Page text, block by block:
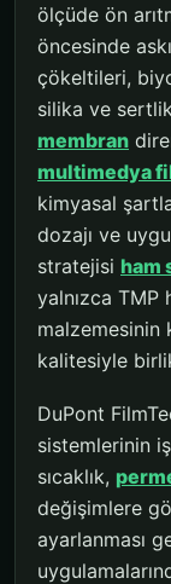
ölçüde ön
öncesinde
çökeltileri,
silika ve
membran
multimedya
kimyasal
dozajı ve
stratejisi ham
yalnızca
malzemesinin
kalitesiyle
DuPont
sistemlerinin
sıcaklık,
değişimlere
ayarlanması